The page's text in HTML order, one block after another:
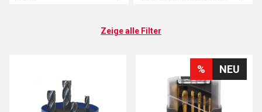
Zeige alle Filter
NEU
%